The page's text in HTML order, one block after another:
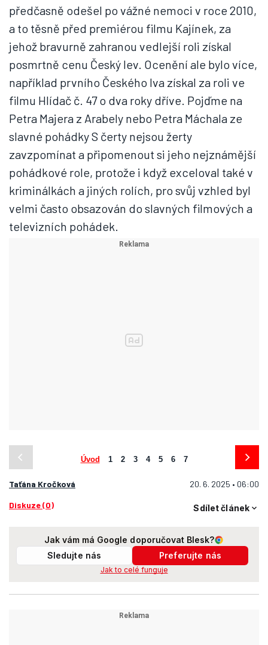
předčasně odešel po vážné nemoci v roce 2010,
a to těsně před premiérou filmu Kajínek, za
jehož bravurně zahranou vedlejší roli získal
posmrtně cenu Český lev. Ocenění ale bylo více,
například prvního Českého lva získal za roli ve
filmu Hlídač č. 47 o dva roky dříve. Pojďme na
Petra Majera z Arabely nebo Petra Máchala ze
slavné pohádky S čerty nejsou žerty
zavzpomínat a připomenout si jeho nejznámější
pohádkové role, protože i když exceloval také v
kriminálkách a jiných rolích, pro svůj vzhled byl
velmi často obsazován do slavných filmových a
televizních pohádek.
Úvod 1 2 3 4 5 6 7
Taťána Kročková 20. 6. 2025 • 06:00
Diskuze (0) Sdílet článek
Jak vám má Google doporučovat Blesk?
Sledujte nás
Preferujte nás
Jak to celé funguje